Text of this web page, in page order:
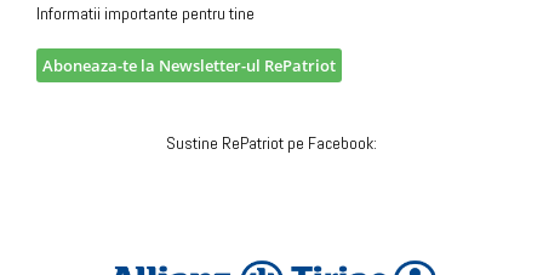
Informatii importante pentru tine
Aboneaza-te la Newsletter-ul RePatriot
Sustine RePatriot pe Facebook: